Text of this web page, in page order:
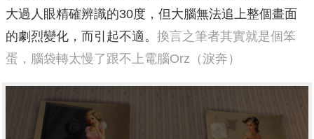
大過人眼精確辨識的30度，但大腦無法追上整個畫面
的劇烈變化，而引起不適。 換言之筆者其實就是個笨
蛋，腦袋轉太慢了跟不上電腦Orz（淚奔）